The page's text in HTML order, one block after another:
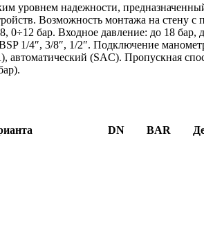
уровнем надежности,
Возможность монтажа на стену
бар. Входное давление: до 18 бар,
1/4″, 3/8″, 1/2″. Подключение
автоматический (SAC). Пропускная
DN BAR